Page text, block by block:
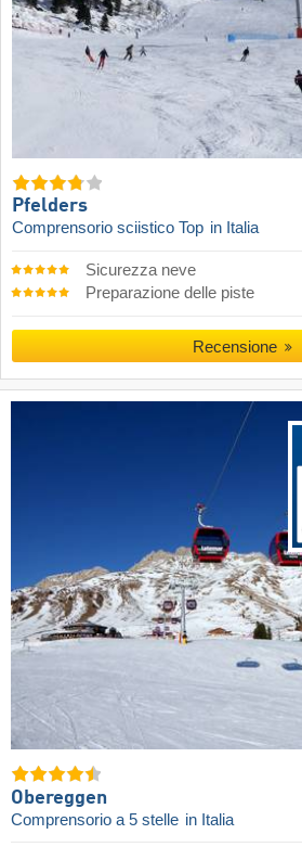
Pfelders
Comprensorio sciistico Top in Italia
Sicurezza neve
Preparazione delle piste
Recensione
Obereggen
Comprensorio a 5 stelle in Italia